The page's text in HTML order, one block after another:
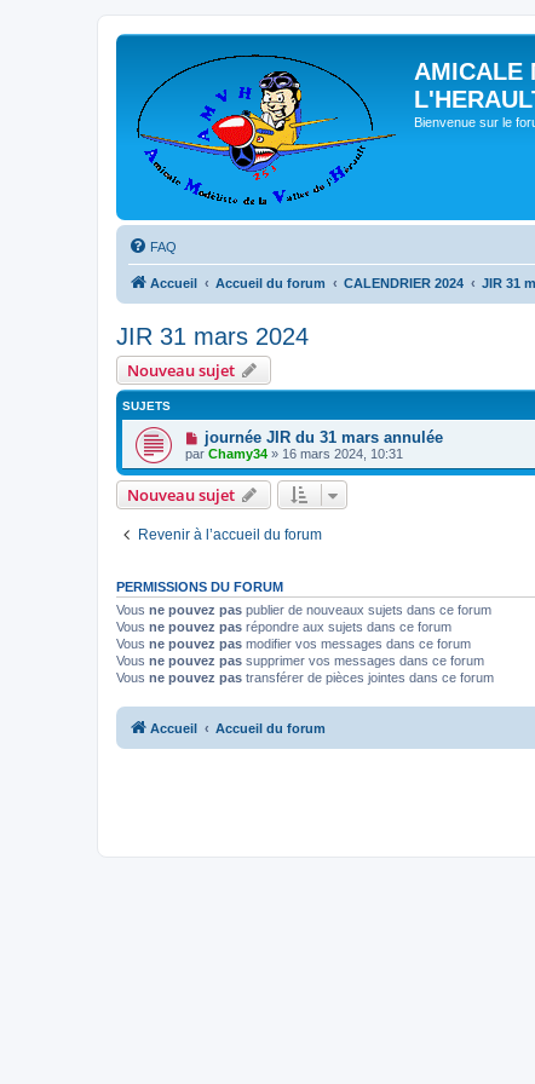
AMICALE
Bienvenue sur le
FAQ
Accueil Accueil du forum CALENDRIER 2024 JIR 31
JIR 31 mars 2024
Nouveau sujet
SUJETS
journée JIR du 31 mars annulée
par Chamy34 » 16 mars 2024, 10:31
Nouveau sujet
Revenir à l’accueil du forum
PERMISSIONS DU FORUM
Vous ne pouvez pas publier de nouveaux sujets dans ce forum
Vous ne pouvez pas répondre aux sujets dans ce forum
Vous ne pouvez pas modifier vos messages dans ce forum
Vous ne pouvez pas supprimer vos messages dans ce forum
Vous ne pouvez pas transférer de pièces jointes dans ce forum
Accueil Accueil du forum